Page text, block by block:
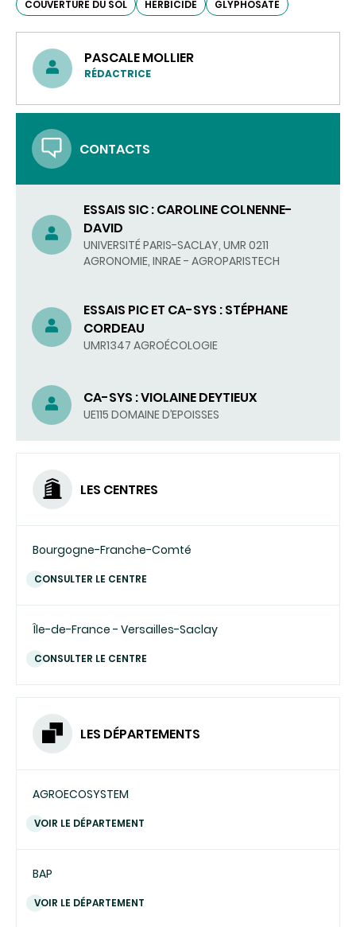
COUVERTURE DU SOL
HERBICIDE GLYPHOSATE
PASCALE MOLLIER
RÉDACTRICE
CONTACTS
ESSAIS SIC : CAROLINE COLNENNE-
DAVID
UNIVERSITÉ PARIS-SACLAY, UMR 0211
AGRONOMIE, INRAE - AGROPARISTECH
ESSAIS PIC ET CA-SYS : STÉPHANE
CORDEAU
UMR1347 AGROÉCOLOGIE
CA-SYS : VIOLAINE DEYTIEUX
UE115 DOMAINE D’EPOISSES
LES CENTRES
Bourgogne-Franche-Comté
CONSULTER LE CENTRE
Île-de-France - Versailles-Saclay
CONSULTER LE CENTRE
LES DÉPARTEMENTS
AGROECOSYSTEM
VOIR LE DÉPARTEMENT
BAP
VOIR LE DÉPARTEMENT